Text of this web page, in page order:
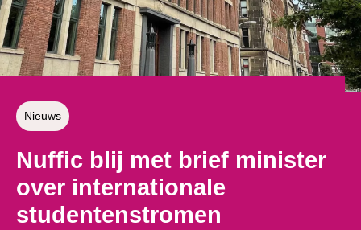
Nieuws
Nuffic blij met brief minister
over internationale
studentenstromen